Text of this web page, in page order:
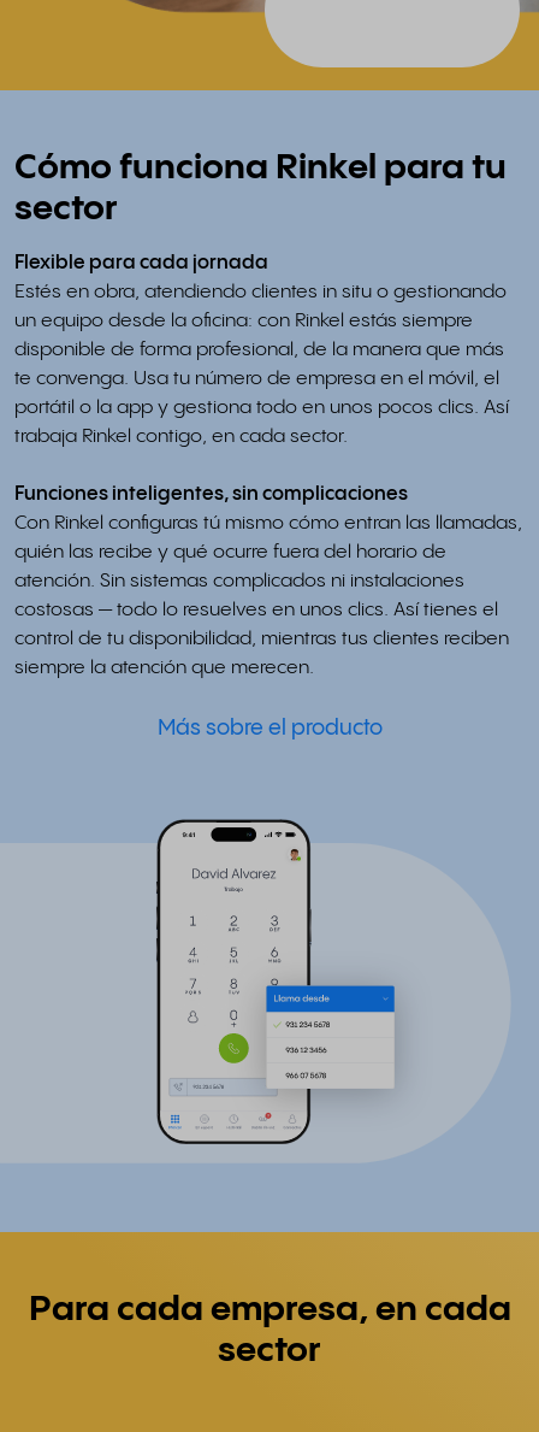
Cómo funciona Rinkel para tu
sector
Flexible para cada jornada
Estés en obra, atendiendo clientes in situ o gestionando
un equipo desde la oficina: con Rinkel estás siempre
disponible de forma profesional, de la manera que más
te convenga. Usa tu número de empresa en el móvil, el
portátil o la app y gestiona todo en unos pocos clics. Así
trabaja Rinkel contigo, en cada sector.
Funciones inteligentes, sin complicaciones
Con Rinkel configuras tú mismo cómo entran las llamadas,
quién las recibe y qué ocurre fuera del horario de
atención. Sin sistemas complicados ni instalaciones
costosas — todo lo resuelves en unos clics. Así tienes el
control de tu disponibilidad, mientras tus clientes reciben
siempre la atención que merecen.
Más sobre el producto
Para cada empresa, en cada
sector